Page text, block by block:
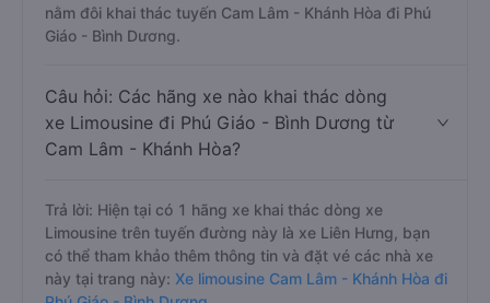
nằm đôi khai thác tuyến Cam Lâm - Khánh Hòa đi Phú
Giáo - Bình Dương.
Câu hỏi: Các hãng xe nào khai thác dòng
xe Limousine đi Phú Giáo - Bình Dương từ
Cam Lâm - Khánh Hòa?
Trả lời: Hiện tại có 1 hãng xe khai thác dòng xe
Limousine trên tuyến đường này là xe Liên Hưng, bạn
có thể tham khảo thêm thông tin và đặt vé các nhà xe
này tại trang này: Xe limousine Cam Lâm - Khánh Hòa đi